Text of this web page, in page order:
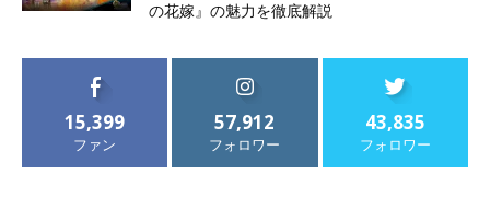
の花嫁』の魅力を徹底解説
15,399
ファン
57,912
フォロワー
43,835
フォロワー